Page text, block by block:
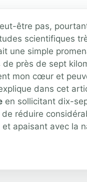
être pas,
scientifiques
une simple
près de sept
mon cœur et
dans cet
en sollicitant dix-
réduire
apaisant avec la